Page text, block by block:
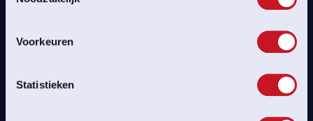
Voorkeuren
Statistieken
plus!”
MARTIN DE KOK